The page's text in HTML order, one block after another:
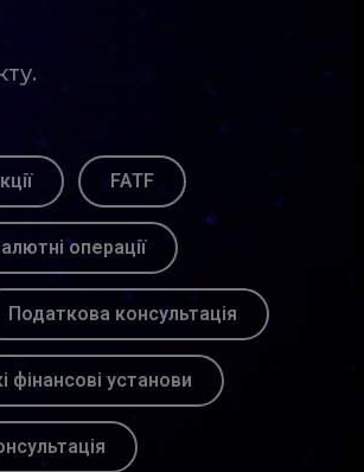
FATF
операції
Податкова консультація
фінансові установи